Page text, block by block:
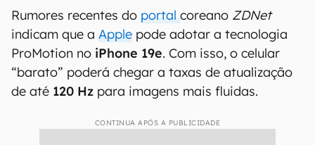
Rumores recentes do portal coreano ZDNet
indicam que a Apple pode adotar a tecnologia
ProMotion no iPhone 19e. Com isso, o celular
“barato” poderá chegar a taxas de atualização
de até 120 Hz para imagens mais fluidas.
CONTINUA APÓS A PUBLICIDADE